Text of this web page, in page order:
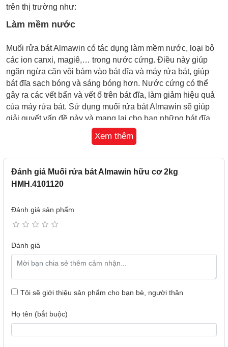
trên thị trường như:
Làm mềm nước
Muối rửa bát Almawin có tác dụng làm mềm nước, loại bỏ
các ion canxi, magiê,… trong nước cứng. Điều này giúp
ngăn ngừa cặn vôi bám vào bát đĩa và máy rửa bát, giúp
bát đĩa sạch bóng và sáng bóng hơn. Nước cứng có thể
gây ra các vết bẩn và vết ố trên bát đĩa, làm giảm hiệu quả
của máy rửa bát. Sử dụng muối rửa bát Almawin sẽ giúp
giải quyết vấn đề này và mang lại cho bạn những bát đĩa
Cặn vôi bám vào máy rửa bát làm máy nhanh hỏng
Bảo vệ máy rửa bát
Xem thêm
Đánh giá Muối rửa bát Almawin hữu cơ 2kg
HMH.4101120
Đánh giá sản phẩm
Đánh giá
Tôi sẽ giới thiệu sản phẩm cho bạn bè, người thân
Họ tên (bắt buộc)